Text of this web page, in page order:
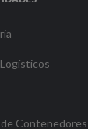
de Contenedores